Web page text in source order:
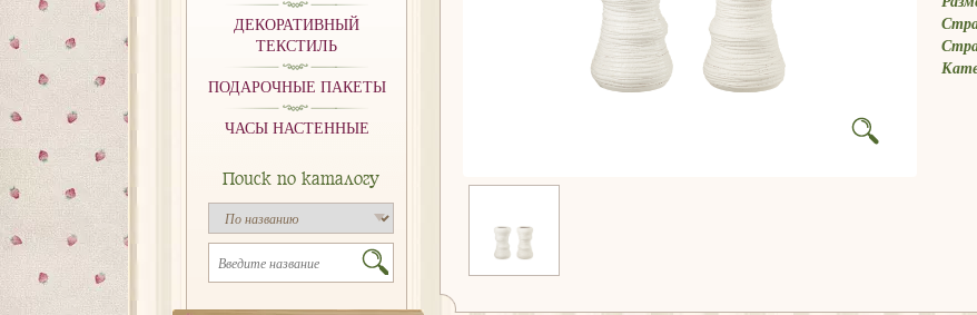
ДЕКОРАТИВНЫЙ
ТЕКСТИЛЬ
ПОДАРОЧНЫЕ ПАКЕТЫ
ЧАСЫ НАСТЕННЫЕ
Поиск по каталогу